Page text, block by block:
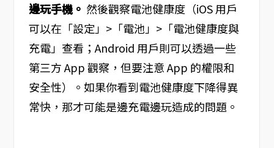
邊玩手機。 然後觀察電池健康度（iOS 用戶
可以在「設定」>「電池」>「電池健康度與
充電」查看；Android 用戶則可以透過一些
第三方 App 觀察，但要注意 App 的權限和
安全性）。如果你看到電池健康度下降得異
常快，那才可能是邊充電邊玩造成的問題。